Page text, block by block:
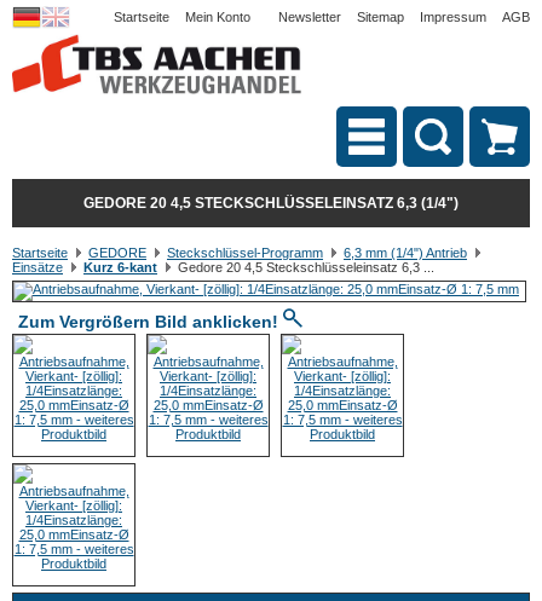
Startseite Mein Konto Newsletter Sitemap Impressum AGB
GEDORE 20 4,5 STECKSCHLÜSSELEINSATZ 6,3 (1/4")
Startseite GEDORE Steckschlüssel-Programm
6,3 mm (1/4") Antrieb
Einsätze
Kurz 6-kant Gedore 20 4,5 Steckschlüsseleinsatz 6,3 ...
Zum Vergrößern Bild anklicken!